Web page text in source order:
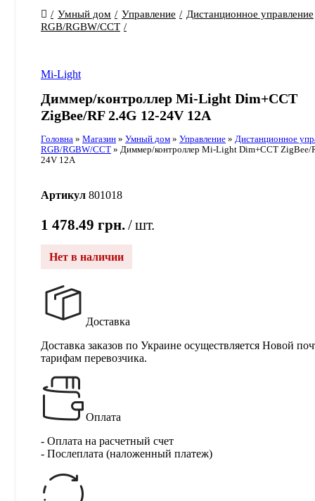
Умный дом Управление
Дистанционное управление
RGB/RGBW/CCT
Mi-Light
Диммер/контроллер Mi-Light Dim+CCT
ZigBee/RF 2.4G 12-24V 12A
Головна » Магазин » Умный дом » Управление » Дистанционное
RGB/RGBW/CCT » Диммер/контроллер Mi-Light Dim+CCT ZigBee/
24V 12A
Артикул 801018
1 478.49 грн. шт.
Нет в наличии
Доставка
Доставка заказов по Украине осуществляется Новой
тарифам перевозчика.
Оплата
- Оплата на расчетный счет
- Послеплата (наложенный платеж)